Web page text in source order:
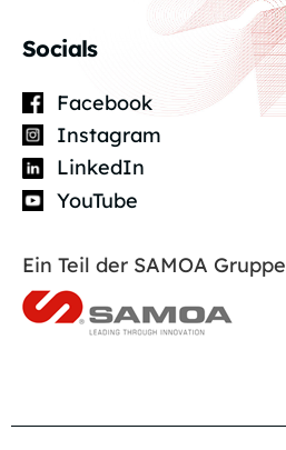
Socials
Facebook
Instagram
LinkedIn
YouTube
Ein Teil der SAMOA Gruppe